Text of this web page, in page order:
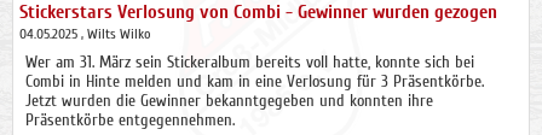
Stickerstars Verlosung von Combi - Gewinner wurden gezogen
04.05.2025 , Wilts Wilko
Wer am 31. März sein Stickeralbum bereits voll hatte, konnte sich bei
Combi in Hinte melden und kam in eine Verlosung für 3 Präsentkörbe.
Jetzt wurden die Gewinner bekanntgegeben und konnten ihre
Präsentkörbe entgegennehmen.